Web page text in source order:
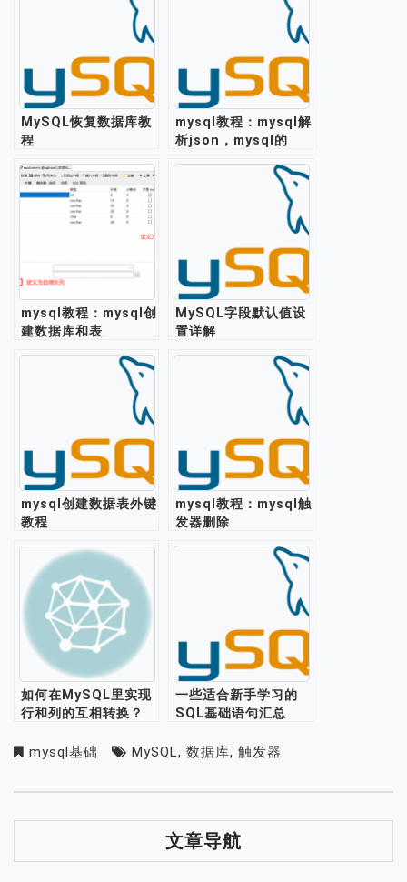
MySQL恢复数据库教
程
mysql教程：mysql解
析json，mysql的
mysql教程：mysql创
建数据库和表
MySQL字段默认值设
置详解
mysql创建数据表外键
教程
mysql教程：mysql触
发器删除
如何在MySQL里实现
行和列的互相转换？
一些适合新手学习的
SQL基础语句汇总
mysql基础 MySQL, 数据库, 触发器
文章导航